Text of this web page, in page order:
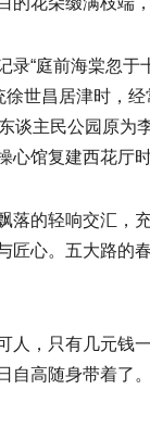
“庭前海棠忽于
世昌居津时，
谈主民公园原为
馆复建西花厅
的轻响交汇，
心。五大路的
人，只有几元钱
高随身带着了。